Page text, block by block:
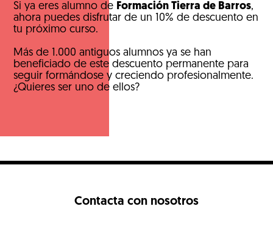
Si ya eres alumno de Formación Tierra de Barros,
ahora puedes disfrutar de un 10% de descuento en
tu próximo curso.
Más de 1.000 antiguos alumnos ya se han
beneficiado de este descuento permanente para
seguir formándose y creciendo profesionalmente.
¿Quieres ser uno de ellos?
Contacta con nosotros